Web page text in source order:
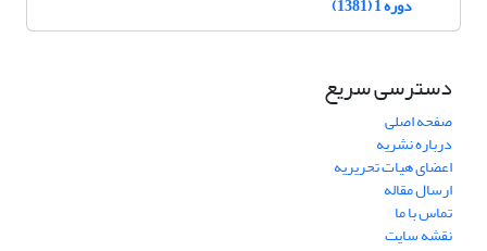
دسترسی سریع
صفحه اصلی
درباره نشریه
اعضای هیات تحریریه
ارسال مقاله
تماس با ما
نقشه سایت